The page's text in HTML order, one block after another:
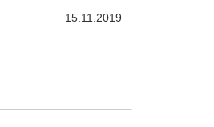
15.11.2019